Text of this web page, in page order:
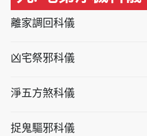
離家調回科儀
凶宅祭邪科儀
淨五方煞科儀
捉鬼驅邪科儀